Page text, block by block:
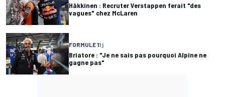
Häkkinen : Recruter Verstappen ferait "des
vagues" chez McLaren
FORMULE 11 j
Briatore : "Je ne sais pas pourquoi Alpine ne
gagne pas"